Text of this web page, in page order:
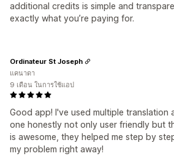
additional credits is simple and
exactly what you’re paying for.
Good app! I've used multiple translation
one honestly not only user friendly but
is awesome, they helped me step by
my problem right away!
Ordinateur St Joseph
แคนาดา
9 เดือน ในการใช้แอป